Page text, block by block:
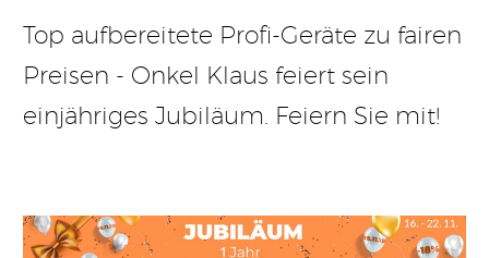
Top aufbereitete Profi-Geräte zu fairen
Preisen - Onkel Klaus feiert sein
einjähriges Jubiläum. Feiern Sie mit!